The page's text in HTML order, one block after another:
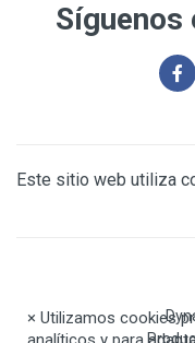
Síguenos
Este sitio web utiliza
× Utilizamos cookies